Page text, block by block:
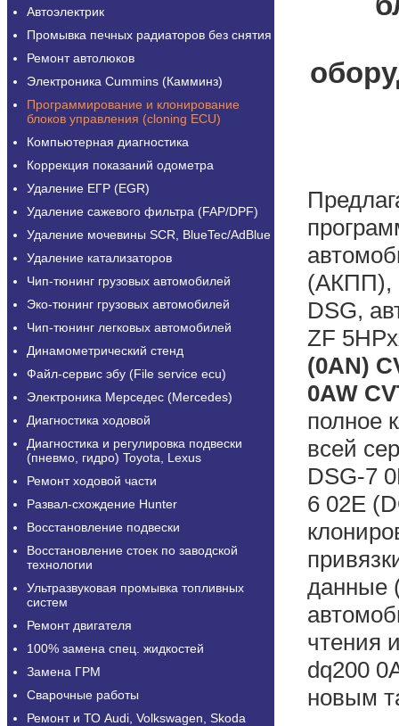
Автоэлектрик
Промывка печных радиаторов без снятия
Ремонт автолюков
Электроника Cummins (Камминз)
Программирование и клонирование
блоков управления (cloning ECU)
Компьютерная диагностика
Коррекция показаний одометра
Удаление ЕГР (EGR)
Удаление сажевого фильтра (FAP/DPF)
Удаление мочевины SCR, BlueTec/AdBlue
Удаление катализаторов
Чип-тюнинг грузовых автомобилей
Эко-тюнинг грузовых автомобилей
Чип-тюнинг легковых автомобилей
Динамометрический стенд
Файл-сервис эбу (File service ecu)
Электроника Мерседес (Mercedes)
Диагностика ходовой
Диагностика и регулировка подвески
(пневмо, гидро) Toyota, Lexus
Ремонт ходовой части
Развал-схождение Hunter
Восстановление подвески
Восстановление стоек по заводской
технологии
Ультразвуковая промывка топливных
систем
Ремонт двигателя
100% замена спец. жидкостей
Замена ГРМ
Сварочные работы
Ремонт и ТО Audi, Volkswagen, Skoda
(АКПП),
DSG,
ZF
(0AN)
0AW
полное
всей
DSG-7
6 02E
данные
чтения
dq200
новым